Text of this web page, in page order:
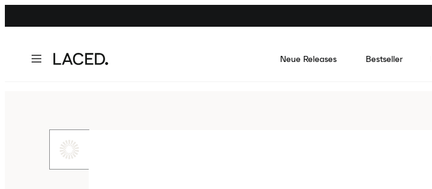
Neue Releases Bestseller